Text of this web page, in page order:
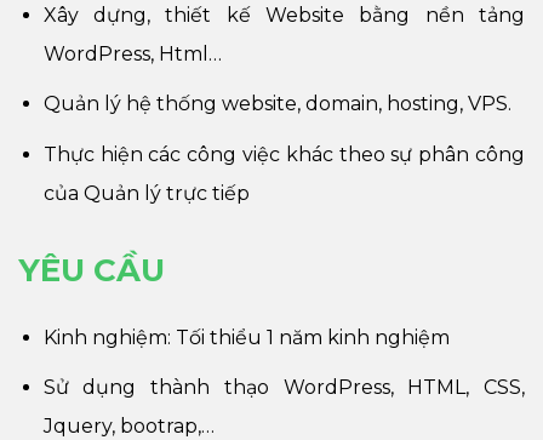
Xây dựng, thiết kế Website bằng nền tảng
WordPress, Html…
Quản lý hệ thống website, domain, hosting, VPS.
Thực hiện các công việc khác theo sự phân công
của Quản lý trực tiếp
YÊU CẦU
Kinh nghiệm: Tối thiểu 1 năm kinh nghiệm
Sử dụng thành thạo WordPress, HTML, CSS,
Jquery, bootrap,…